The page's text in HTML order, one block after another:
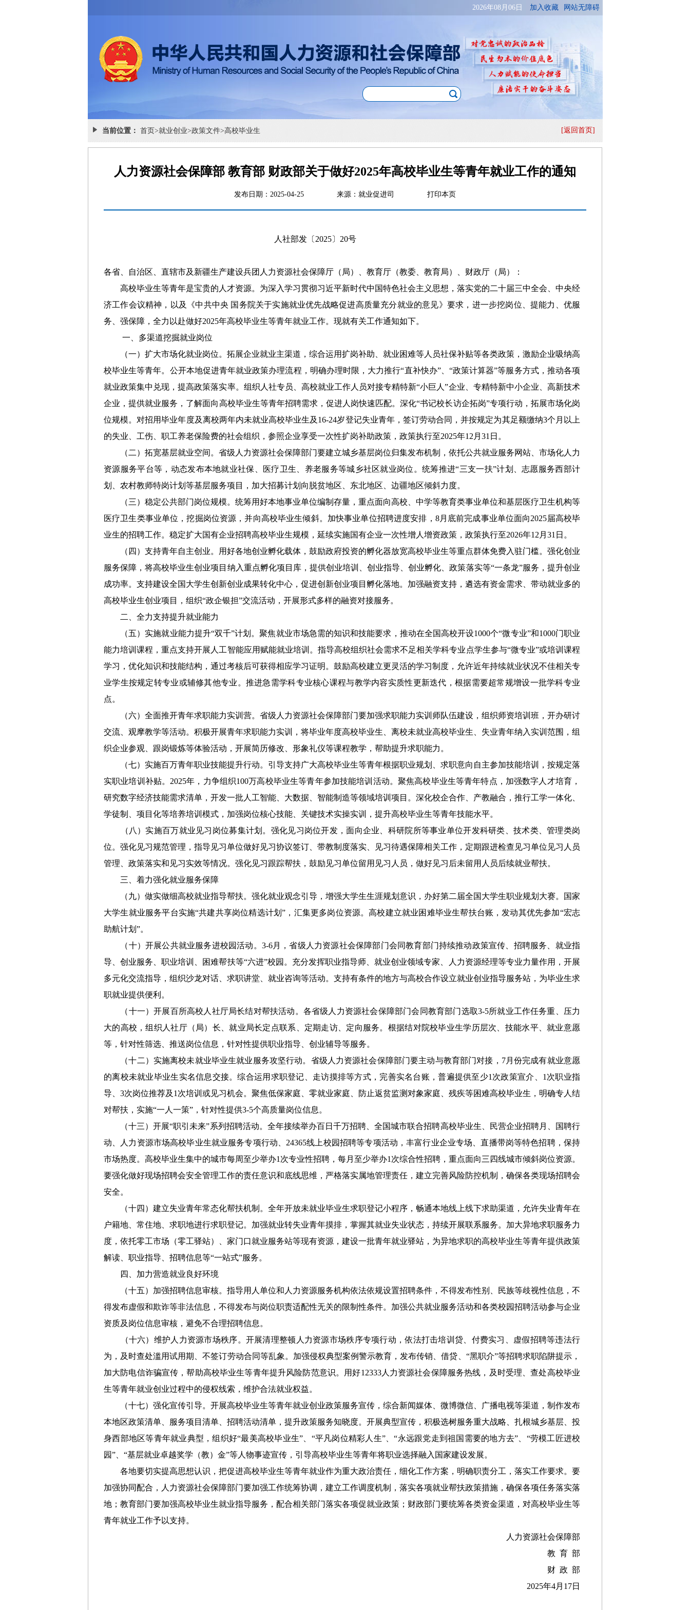
当前位置： 首页>就业创业>政策文件>高校毕业生 [返回首页]
人力资源社会保障部 教育部 财政部关于做好2025年高校毕业生等青年就业工作的通知
发布日期：2025-04-25 来源：就业促进司 打印本页
人社部发〔 2025〕 20号
各省、自治区、直辖市及新疆生产建设兵团人力资源社会保障厅（局）、 教育厅（教委、教育局）、 财政厅（局）：
高校毕业生等青年是宝贵的人才资源。 为深入学习贯彻习近平新时代中国特色社会主义思想，落实党的二十届三中全会、中央经
济工作会议精神，以及《中共中央 国务院关于实施就业优先战略促进高质量充分就业的意见》 要求 ， 进一步挖岗位、提能力、优服
务、强保障，全力以赴做好2025年高校毕业生等青年就业工作。 现就有关工作通知如下。
一、多渠道挖掘就业岗位
（一） 扩大市场化就业岗位。 拓展企业就业主渠道，综合运用扩岗补助 就业困难等人员社保补贴等各类政策，激励企业吸纳高
校毕业生等青年。公开本地促进青年就业政策办理流程，明确办理时限，大力推行“直补快办”、“政策计算器”等服务方式，推动各项
就业政策集中兑现，提高政策落实率。组织人社专员 高校就业工作人员对接专精特新“小巨人”企业、专精特新中小企业、高新技术
企业 ，提供就业服务， 了解面向高校毕业生等青年招聘需求，促进人岗快速匹配。深化“书记校长访企拓岗”专项行动，拓展市场化岗
位规模。 对招用毕业年度及离校两年内未就业高校毕业生及16-24岁登记失业青年，签订劳动合同，并按规定为其足额缴纳3个月以上
的失业、工伤、职工养老保险费的社会组织， 参照企业享受一次性扩岗补助政策， 政策执行至2025年12月31日 。
（二） 拓宽基层就业空间。 省级人力资源社会保障部门要建立城乡基层岗位归集发布机制，依托公共就业服务网站、市场化人力
资源服务平台等， 动态发布本地就业社保、医疗卫生、养老服务等城乡社区就业岗位 。统筹推进“三支一扶”计划、志愿服务西部计
划、农村教师特岗计划等基层服务项目，加大招募计划向脱贫地区、东北地区、边疆地区倾斜力度。
（三）稳定公共部门岗位规模。 统筹用好本地事业单位编制存量，重点面向高校、中学等教育类事业单位和基层医疗卫生机构等
医疗卫生类事业单位 ，挖掘岗位资源，并向高校毕业生倾斜。加快事业单位招聘进度安排，8月底前完成事业单位面向2025届高校毕
业生的招聘工作。 稳定扩大国有企业招聘高校毕业生规模， 延续实施国有企业一次性增人增资政策 ， 政策执行至2026年12月31日 。
（四） 支持青年自主创业。
用好各地创业孵化载体，鼓励政府投资的孵化器放宽高校毕业生等重点群体免费入驻门槛。强化创业
服务保障，将高校毕业生创业项目纳入重点孵化项目库，提供创业培训、创业指导、创业孵化、政策落实等“一条龙”服务，提升创业
成功率。 支持建设全国大学生创新创业成果转化中心，促进创新创业项目孵化落地。 加强融资支持， 遴选有资金需求、带动就业多的
高校毕业生创业项目， 组织“政企银担”交流活动，开展形式多样的融资对接服务。
二
全力支持提升就业能力
（五）实施就业能力提升“双千”计划。聚焦就业市场急需的知识和技能要求，推动在全国高校开设1000个“微专业”和1000门职业
能力培训课程，重点支持开展人工智能应用赋能就业培训。指导高校组织社会需求不足相关学科专业点学生参与“微专业”或培训课程
学习，优化知识和技能结构， 通过考核后可获得相应学习证明 。鼓励高校建立更灵活的学习制度，允许近年持续就业状况不佳相关专
业学生按规定转专业或辅修其他专业。推进急需学科专业核心课程与教学内容实质性更新迭代，根据需要超常规增设一批学科专业
点。
（六）全面推开青年求职能力实训营。 省级人力资源社会保障部门要加强求职能力实训师队伍建设，组织师资培训班，开办研讨
交流、观摩教学等活动。积极开展青年求职能力实训， 将毕业年度高校毕业生、 离校未就业高校毕业生、失业青年纳入实训范围 ， 组
织企业参观、 跟岗锻炼等体验活动，开展简历修改、形象礼仪等课程教学 ，帮助提升求职能力 。
（七）实施百万青年职业技能提升行动。 引导支持广大高校毕业生等青年根据职业规划、求职意向自主参加技能培训， 按规定落
实职业培训补贴。2025年，力争组织100万高校毕业生等青年参加技能培训活动。聚焦高校毕业生等青年特点，加强数字人才培育，
研究数字经济技能需求清单， 开发一批人工智能 、大数据、 智能制造等领域培训项目。深化校企合作、产教融合，推行工学一体化、
学徒制、项目化等培养培训模式，加强岗位核心技能、关键技术实操实训，提升高校毕业生等青年技能水平。
（ 八 ）实施百万就业见习岗位募集计划。 强化见习岗位开发 ，面向企业、科研院所等事业单位开发科研类、技术类、管理类岗
位。 强化见习规范管理，指导见习单位做好见习协议签订、带教制度落实、见习待遇保障相关工作 ，定期跟进检查见习单位见习人员
管理、政策落实和见习实效等情况。 强化见习跟踪帮扶，鼓励见习单位留用见习人员，做好见习后未留用人员后续就业帮扶。
三
着力强化就业服务保障
（九）做实做细高校就业指导帮扶。 强化就业观念引导，增强大学生生涯规划意识，办好第二届全国大学生职业规划大赛。国家
大学生就业服务平台实施“共建共享岗位精选计划”，汇集更多岗位资源。高校建立就业困难毕业生帮扶台账，发动其优先参加“宏志
助航计划 ”。
（十）开展公共就业服务进校园活动。 3-6月，省级人力资源社会保障部门会同教育部门持续推动政策宣传、招聘服务、就业指
导、创业服务、职业培训、困难帮扶等“六进”校园 。 充分发挥职业指导师、就业创业领域专家、人力资源经理等专业力量作用，开展
多元化交流指导，组织沙龙对话、求职讲堂、就业咨询等活动。支持有条件的地方与高校合作设立就业创业指导服务站，为毕业生求
职就业提供便利。
（十一）开展百所高校人社厅局长结对帮扶活动。 各省级人力资源社会保障部门会同教育部门选取3-5所就业工作任务重、压力
大的高校，组织人社厅（ 局） 长、就业局长定点联系、定期走访、定向服务。根据结对院校毕业生学历层次、技能水平、就业意愿
等，针对性筛选、推送岗位信息，针对性提供职业指导、创业辅导等服务。
（十二 ）实施离校未就业毕业生就业服务攻坚行动。 省级人力资源社会保障部门要主动与教育部门对接， 7月份完成有就业意愿
的离校未就业毕业生实名信息交接。综合运用求职登记、走访摸排等方式，完善实名台账，普遍提供至少1次政策宣介、1次职业指
导、3次岗位推荐及1次培训或见习机会。 聚焦低保家庭、零就业家庭、防止返贫监测对象家庭、残疾等困难高校毕业生，明确专人结
对帮扶， 实施“一人一策” ， 针对性提供3-5个高质量岗位信息 。
（十三）开展“职引未来”系列招聘活动。 全年接续举办百日千万招聘、全国城市联合招聘高校毕业生、民营企业招聘月、国聘行
动、人力资源市场高校毕业生就业服务专项行动、 24365线上校园招聘等专项活动，丰富行业企业专场、直播带岗等特色招聘，保持
市场热度。 高校毕业生集中的城市每周至少举办1次专业性招聘，每月至少举办1次综合性招聘， 重点面向三四线城市倾斜岗位资源。
要强化做好现场招聘会安全管理工作的责任意识和底线思维，严格落实属地管理责任，建立完善风险防控机制，确保各类现场招聘会
安全。
（十四 ） 建立失业青年常态化帮扶机制。 全年开放未就业毕业生求职登记小程序，畅通本地线上线下求助渠道，允许失业青年在
户籍地、常住地、求职地进行求职登记。加强就业转失业青年摸排， 掌握其就业失业状态， 持续开展联系服务。加大异地求职服务力
度，依托零工市场（零工驿站）、家门口就业服务站等现有资源，建设一批青年就业驿站，为异地求职的高校毕业生等青年提供政策
解读、职业指导、招聘信息等“一站式”服务。
四、加力营造就业良好环境
（十五） 加强招聘信息审核。 指导用人单位和人力资源服务机构依法依规设置招聘条件，不得发布性别、民族等歧视性信息，不
得发布虚假和欺诈等非法信息，不得发布与岗位职责适配性无关的限制性条件。 加强公共就业服务活动和各类校园招聘活动参与企业
资质及岗位信息审核 ，避免不合理招聘信息 。
（十六） 维护人力资源市场秩序。 开展清理整顿人力资源市场秩序专项行动，依法打击培训贷、 付费实习、虚假招聘等违法行
为， 及时查处滥用试用期、不签订劳动合同等乱象 。 加强侵权典型案例警示教育， 发布传销、借贷、“黑职介”等招聘求职陷阱提示，
加大防电信诈骗宣传，帮助高校毕业生等青年提升风险防范意识。 用好12333人力资源社会保障服务热线， 及时受理 、查处高校毕业
生等青年就业创业过程中的侵权线索 ，维护合法就业权益。
（十七）强化宣传引导。 开展高校毕业生等青年就业创业政策服务宣传，综合新闻媒体、微博微信、广播电视等渠道，制作发布
本地区政策清单、服务项目清单、招聘活动清单，提升政策服务知晓度。开展典型宣传，积极选树服务重大战略、扎根城乡基层 、投
身西部地区等青年就业典型，组织好“最美高校毕业生” “平凡岗位精彩人生”、“永远跟党走到祖国需要的地方去”
“劳模工匠进校
园”
“基层就业卓越奖学（教）金”等人物事迹宣传，引导高校毕业生等青年将职业选择融入国家建设发展。
各地要切实提高思想认识，把促进高校毕业生等青年就业作为重大政治责任 ， 细化工作方案，明确职责分工，落实工作要求。 要
加强协同配合， 人力资源社会保障部门要加强工作统筹协调， 建立工作调度机制， 落实各项就业帮扶政策措施 ，确保各项任务落实落
地 ； 教育部门要加强高校毕业生就业指导服务，配合相关部门落实各项促就业政策 ； 财政部门要统筹各类资金渠道 ，对高校毕业生等
青年就业工作予以支持。
人力资源社会保障部
教 育 部
财 政 部
2025年4月17日